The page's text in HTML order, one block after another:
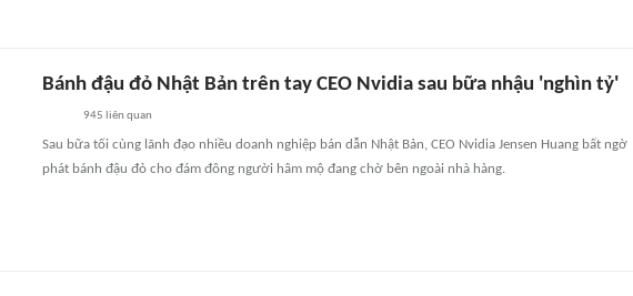
Bánh đậu đỏ Nhật Bản trên tay CEO Nvidia sau bữa nhậu 'nghìn tỷ'
945 liên quan
Sau bữa tối cùng lãnh đạo nhiều doanh nghiệp bán dẫn Nhật Bản, CEO Nvidia Jensen Huang bất ngờ
phát bánh đậu đỏ cho đám đông người hâm mộ đang chờ bên ngoài nhà hàng.